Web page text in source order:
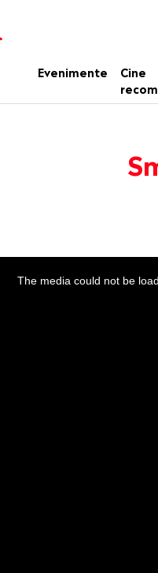
Evenimente
Cine
The media could not be